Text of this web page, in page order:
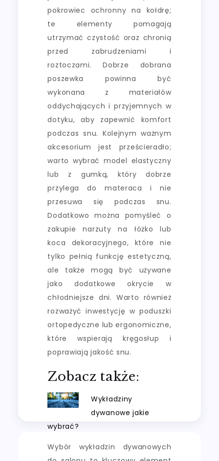
pokrowiec ochronny na kołdrę;
te elementy pomagają
utrzymać czystość oraz chronią
przed zabrudzeniami i
roztoczami. Dobrze dobrana
poszewka powinna być
wykonana z materiałów
oddychających i przyjemnych w
dotyku, aby zapewnić komfort
podczas snu. Kolejnym ważnym
akcesorium jest prześcieradło;
warto wybrać model elastyczny
lub z gumką, który dobrze
przylega do materaca i nie
przesuwa się podczas snu.
Dodatkowo można pomyśleć o
zakupie narzuty na łóżko lub
koca dekoracyjnego, które nie
tylko pełnią funkcję estetyczną,
ale także mogą być używane
jako dodatkowe okrycie w
chłodniejsze dni. Warto również
rozważyć inwestycję w poduszki
ortopedyczne lub ergonomiczne,
które wspierają kręgosłup i
poprawiają jakość snu.
Zobacz także:
Wykładziny
dywanowe jakie
wybrać?
Wybór wykładzin dywanowych